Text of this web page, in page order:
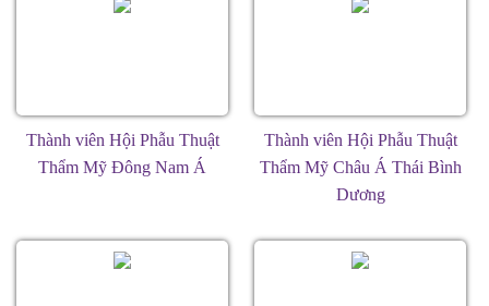
Thành viên Hội Phẫu Thuật
Thẩm Mỹ Đông Nam Á
Thành viên Hội Phẫu Thuật
Thẩm Mỹ Châu Á Thái Bình
Dương